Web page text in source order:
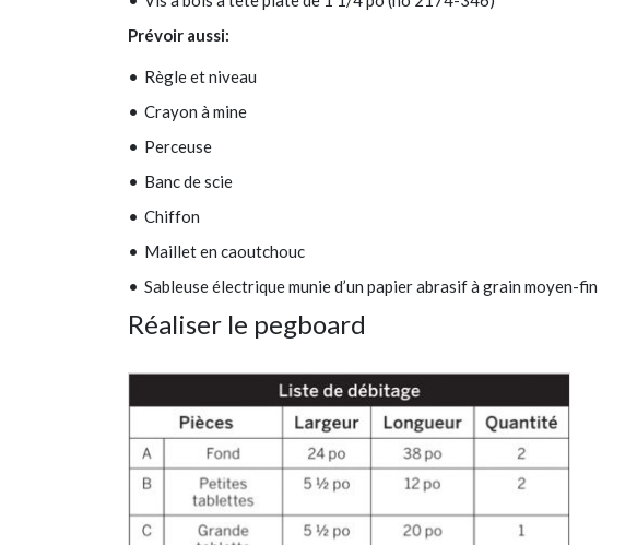
Prévoir aussi:
Règle et niveau
Crayon à mine
Perceuse
Banc de scie
Chiffon
Maillet en caoutchouc
Sableuse électrique munie d’un papier abrasif à grain moyen-fin
Réaliser le pegboard